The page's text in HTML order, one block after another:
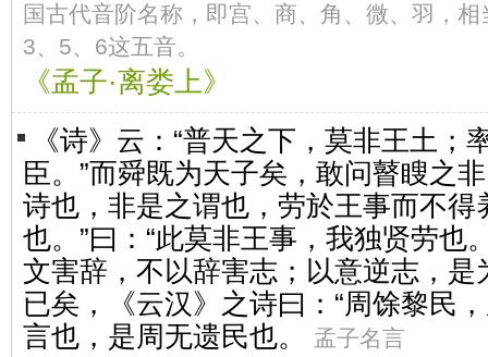
国古代音阶名称，即宫、商、角、微、羽，
3、5、6这五音。
《孟子·离娄上》
《诗》云：“普天之下，莫非王土；
臣。”而舜既为天子矣，敢问瞽瞍之
诗也，非是之谓也，劳於王事而不得
也。”曰：“此莫非王事，我独贤劳也
文害辞，不以辞害志；以意逆志，是
已矣，《云汉》之诗曰：“周馀黎民
言也，是周无遗民也。
孟子名言